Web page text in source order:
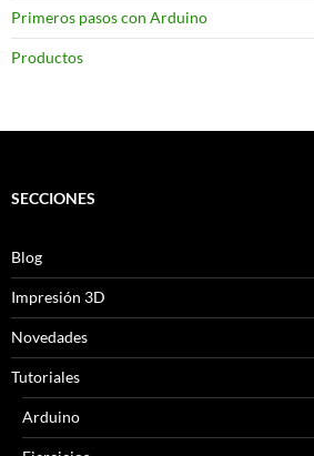
Primeros pasos con Arduino
Productos
SECCIONES
Blog
Impresión 3D
Novedades
Tutoriales
Arduino